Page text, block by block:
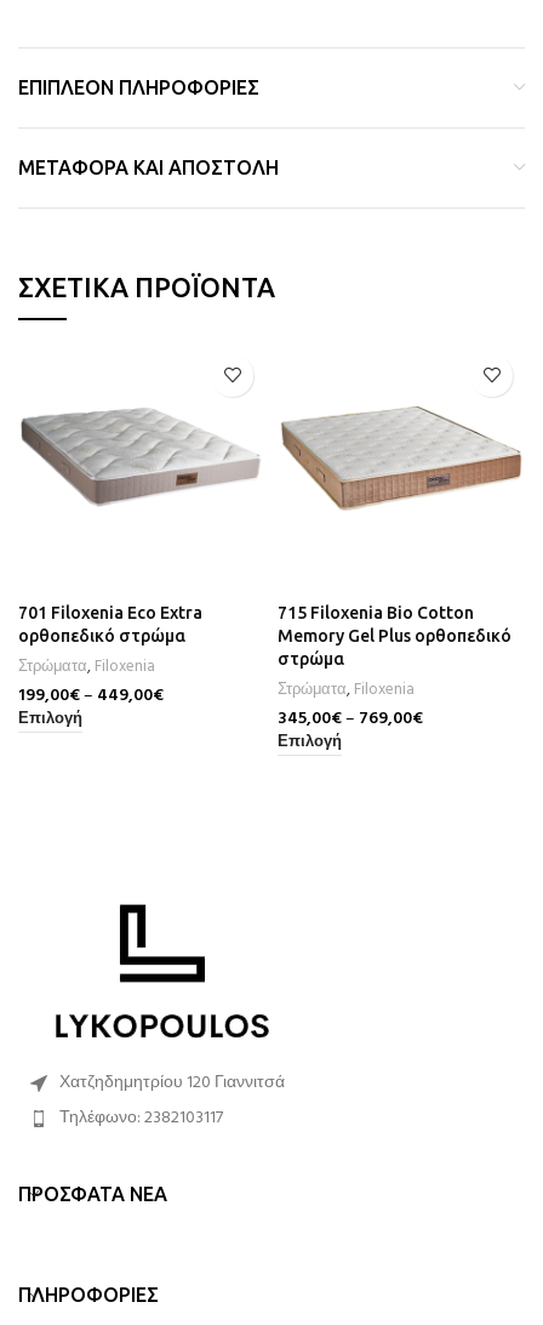
ΕΠΙΠΛΈΟΝ ΠΛΗΡΟΦΟΡΊΕΣ
ΜΕΤΑΦΟΡΆ ΚΑΙ ΑΠΟΣΤΟΛΉ
ΣΧΕΤΙΚΆ ΠΡΟΪΌΝΤΑ
701 Filoxenia Eco Extra
ορθοπεδικό στρώμα
Στρώματα,Filoxenia
199,00€– 449,00€
Επιλογή
715 Filoxenia Bio Cotton
Memory Gel Plus ορθοπεδικό
στρώμα
Στρώματα,Filoxenia
345,00€– 769,00€
Επιλογή
Χατζηδημητρίου 120 Γιαννιτσά
Τηλέφωνο: 2382103117
ΠΡΌΣΦΑΤΑ ΝΈΑ
ΠΛΗΡΟΦΟΡΊΕΣ